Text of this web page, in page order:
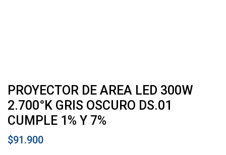
PROYECTOR DE AREA LED 300W
2.700°K GRIS OSCURO DS.01
CUMPLE 1% Y 7%
$91.900